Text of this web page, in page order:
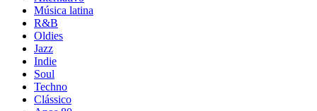
Música latina
R&B
Oldies
Jazz
Indie
Soul
Techno
Clássico